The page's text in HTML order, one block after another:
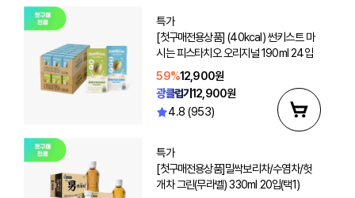
특가
[첫구매전용상품] (40kcal) 썬키스트 마
시는 피스타치오 오리지널 190ml 24입
59%12,900원
광클럽가12,900원
4.8 (953)
특가
[첫구매전용상품]밀싹보리차/수염차/헛
개차 그린(무라벨) 330ml 20입(택1)